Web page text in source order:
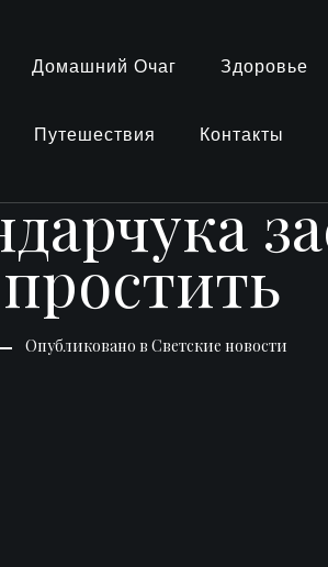
Домашний Очаг Здоровье
Путешествия Контакты
Опубликовано в Светские новости